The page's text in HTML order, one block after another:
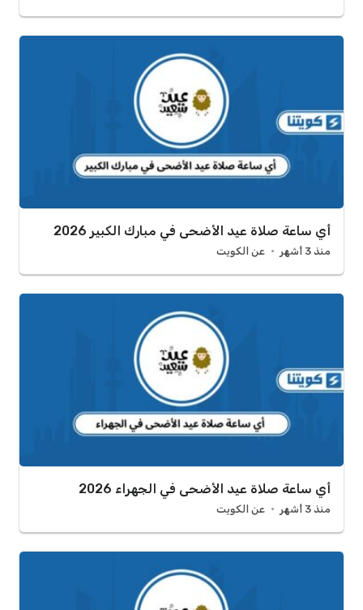
أي ساعة صلاة عيد الأضحى في مبارك الكبير 2026
منذ 3 أشهر عن الكويت
أي ساعة صلاة عيد الأضحى في الجهراء 2026
منذ 3 أشهر عن الكويت